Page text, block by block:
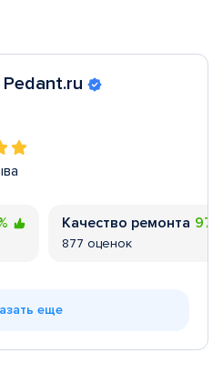
Качество ремонта
877 оценок
еще